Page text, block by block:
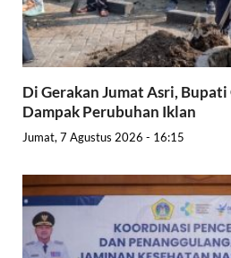
Di Gerakan Jumat Asri,
Dampak Perubuhan Iklan
Jumat, 7 Agustus 2026 - 16:15